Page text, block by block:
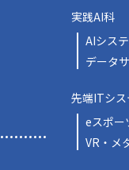
実践AI科
AIシス
データ
先端ITシ
eスポー
VR・メ